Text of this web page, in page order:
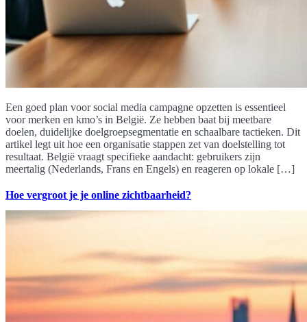
Een goed plan voor social media campagne opzetten is essentieel
voor merken en kmo’s in België. Ze hebben baat bij meetbare
doelen, duidelijke doelgroepsegmentatie en schaalbare tactieken. Dit
artikel legt uit hoe een organisatie stappen zet van doelstelling tot
resultaat. België vraagt specifieke aandacht: gebruikers zijn
meertalig (Nederlands, Frans en Engels) en reageren op lokale […]
Hoe vergroot je je online zichtbaarheid?